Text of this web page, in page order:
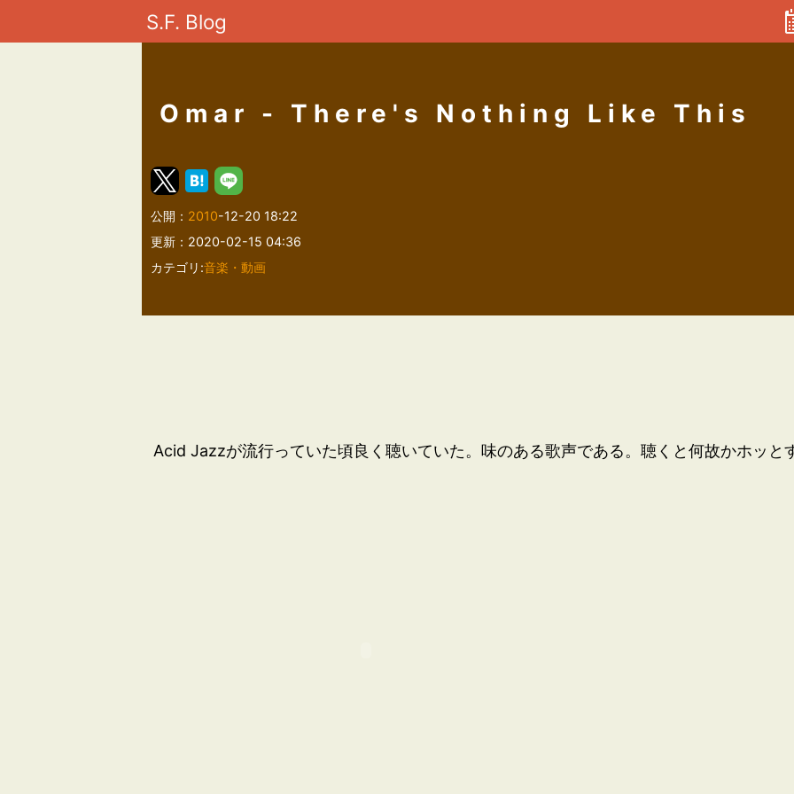
S.F. Blog
Omar - There's Nothing Like This
公開： 2010-12-20 18:22
更新：2020-02-15 04:36
カテゴリ:音楽・動画
Acid Jazzが流行っていた頃良く聴いていた。味のある歌声である。聴くと何故かホッと